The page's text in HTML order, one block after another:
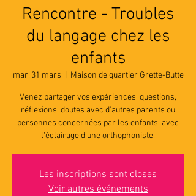
Rencontre - Troubles
du langage chez les
enfants
mar. 31 mars Maison de quartier Grette-Butte
Venez partager vos expériences, questions,
réflexions, doutes avec d'autres parents ou
personnes concernées par les enfants, avec
l'éclairage d'une orthophoniste.
Les inscriptions sont closes
Voir autres événements